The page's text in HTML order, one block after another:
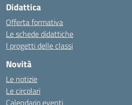
Didattica
Offerta formativa
Le schede didattiche
I progetti delle classi
Novità
Le notizie
Le circolari
Calendario eventi